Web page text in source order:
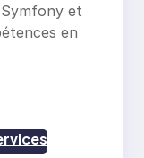
Symfony et
en